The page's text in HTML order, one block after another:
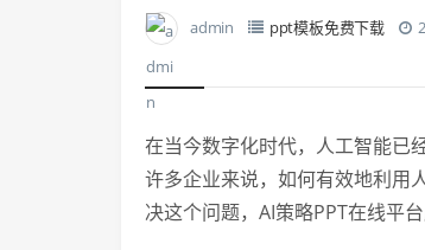
admin ppt模板免费下载
在当今数字化时代，人工智能已
许多企业来说，如何有效地利用
决这个问题，AI策略PPT在线平台